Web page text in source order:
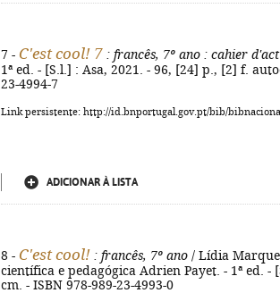
7 - C'est cool! 7 : francês, 7º ano : cahier
1ª ed. - [S.l.] : Asa, 2021. - 96, [24] p., [2] f.
23-4994-7
Link persistente: http://id.bnportugal.gov.pt/bib/
ADICIONAR À LISTA
8 - C'est cool! : francês, 7º ano / Lídia
científica e pedagógica Adrien Payet. - 1ª ed. -
cm. - ISBN 978-989-23-4993-0